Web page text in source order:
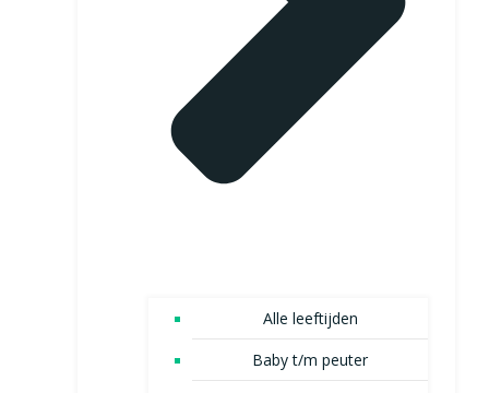
Alle leeftijden
Baby t/m peuter